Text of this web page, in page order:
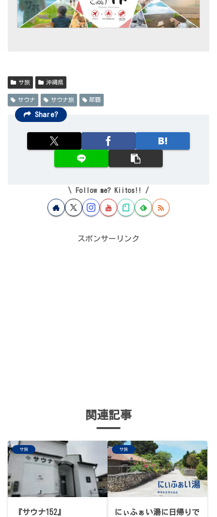
サ旅 沖縄県
サウナ サウナ旅 那覇
Share?
Follow me? Kiitos!!
スポンサーリンク
関連記事
サ旅
『サウナ152』
サ旅
にぃふぁい湯に日帰りで